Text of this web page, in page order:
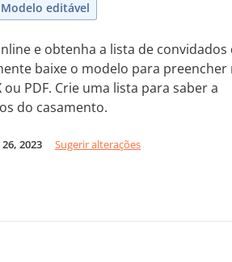
Modelo editável
e obtenha a lista de convidados
baixe o modelo para preencher
PDF. Crie uma lista para saber a
do casamento.
2023 Sugerir alterações